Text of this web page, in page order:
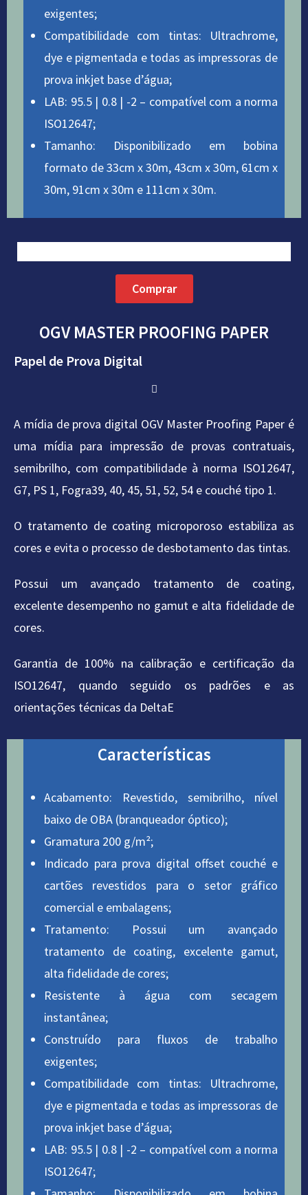
exigentes;
Compatibilidade com tintas: Ultrachrome,
dye e pigmentada e todas as impressoras de
prova inkjet base d’água;
LAB: 95.5 | 0.8 | -2 – compatível com a norma
ISO12647;
Tamanho: Disponibilizado em bobina
formato de 33cm x 30m, 43cm x 30m, 61cm x
30m, 91cm x 30m e 111cm x 30m.
Comprar
OGV MASTER PROOFING PAPER
Papel de Prova Digital
A mídia de prova digital OGV Master Proofing Paper é
uma mídia para impressão de provas contratuais,
semibrilho, com compatibilidade à norma ISO12647,
G7, PS 1, Fogra39, 40, 45, 51, 52, 54 e couché tipo 1.
O tratamento de coating microporoso estabiliza as
cores e evita o processo de desbotamento das tintas.
Possui um avançado tratamento de coating,
excelente desempenho no gamut e alta fidelidade de
cores.
Garantia de 100% na calibração e certificação da
ISO12647, quando seguido os padrões e as
orientações técnicas da DeltaE
Características
Acabamento: Revestido, semibrilho, nível
baixo de OBA (branqueador óptico);
Gramatura 200 g/m²;
Indicado para prova digital offset couché e
cartões revestidos para o setor gráfico
comercial e embalagens;
Tratamento: Possui um avançado
tratamento de coating, excelente gamut,
alta fidelidade de cores;
Resistente à água com secagem
instantânea;
Construído para fluxos de trabalho
exigentes;
Compatibilidade com tintas: Ultrachrome,
dye e pigmentada e todas as impressoras de
prova inkjet base d’água;
LAB: 95.5 | 0.8 | -2 – compatível com a norma
ISO12647;